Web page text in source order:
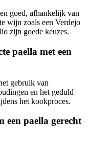
goed, afhankelijk van
wijn zoals een Verdejo
zijn goede keuzes.
paella met een
gebruik van
en het geduld
het kookproces.
een paella gerecht